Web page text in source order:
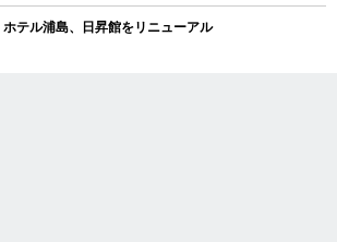
テル浦島、日昇館をリニューアル